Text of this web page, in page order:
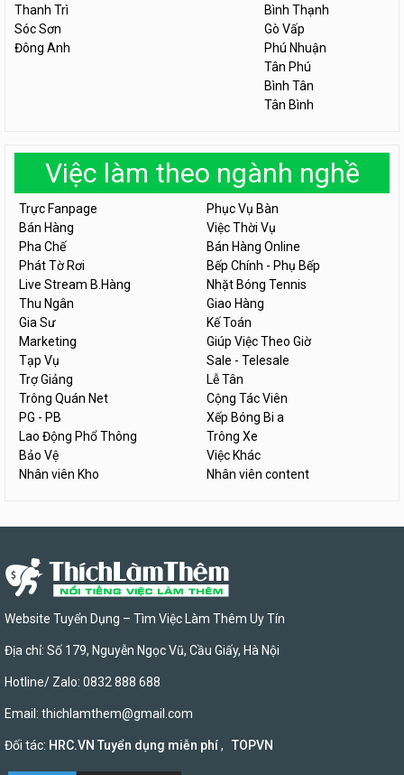
Thanh Trì
Sóc Sơn
Đông Anh
Bình Thạnh
Gò Vấp
Phú Nhuận
Tân Phú
Bình Tân
Tân Bình
Việc làm theo ngành nghề
Trực Fanpage
Phục Vụ Bàn
Bán Hàng
Việc Thời Vụ
Pha Chế
Bán Hàng Online
Phát Tờ Rơi
Bếp Chính - Phụ Bếp
Live Stream B.Hàng
Nhặt Bóng Tennis
Thu Ngân
Giao Hàng
Gia Sư
Kế Toán
Marketing
Giúp Việc Theo Giờ
Tạp Vụ
Sale - Telesale
Trợ Giảng
Lễ Tân
Trông Quán Net
Cộng Tác Viên
PG - PB
Xếp Bóng Bi a
Lao Động Phổ Thông
Trông Xe
Bảo Vệ
Việc Khác
Nhân viên Kho
Nhân viên content
Website Tuyển Dụng – Tìm Việc Làm Thêm Uy Tín
Địa chỉ: Số 179, Nguyễn Ngọc Vũ, Cầu Giấy, Hà Nội
Hotline/ Zalo: 0832 888 688
Email: thichlamthem@gmail.com
Đối tác: HRC.VN Tuyển dụng miễn phí, TOPVN